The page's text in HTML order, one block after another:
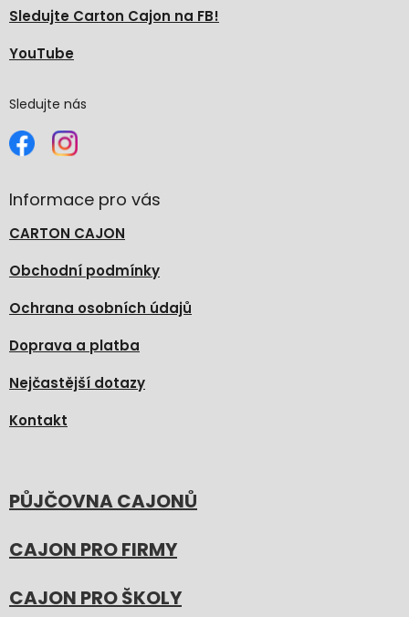
Sledujte Carton Cajon na FB!
YouTube
Sledujte nás
Informace pro vás
CARTON CAJON
Obchodní podmínky
Ochrana osobních údajů
Doprava a platba
Nejčastější dotazy
Kontakt
PŮJČOVNA CAJONŮ
CAJON PRO FIRMY
CAJON PRO ŠKOLY